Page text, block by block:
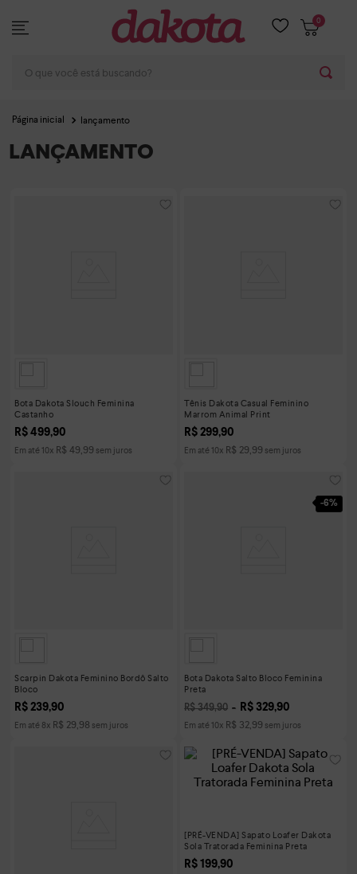
0
lançamento
LANÇAMENTO
Bota Dakota Slouch Feminina
Castanho
R$ 499,90
Em até10x R$ 49,99 sem juros
Tênis Dakota Casual Feminino
Marrom Animal Print
R$ 299,90
Em até10x R$ 29,99 sem juros
Scarpin Dakota Feminino Bordô Salto
Bloco
R$ 239,90
Em até 8x R$ 29,98 sem juros
-6%
Bota Dakota Salto Bloco Feminina
Preta
R$ 349,90 R$ 329,90
Em até10x R$ 32,99 sem juros
[PRÉ-VENDA] Sapato Loafer Dakota
Sola Tratorada Feminina Preta
R$ 199,90